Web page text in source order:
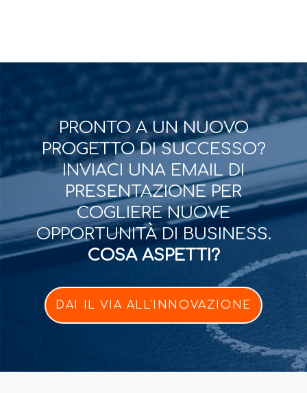
PRONTO A UN NUOVO
PROGETTO DI SUCCESSO?
INVIACI UNA EMAIL DI
PRESENTAZIONE PER
COGLIERE NUOVE
OPPORTUNITÀ DI BUSINESS.
COSA ASPETTI?
DAI IL VIA ALL'INNOVAZIONE